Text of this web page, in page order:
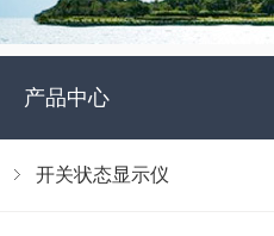
产品中心
开关状态显示仪